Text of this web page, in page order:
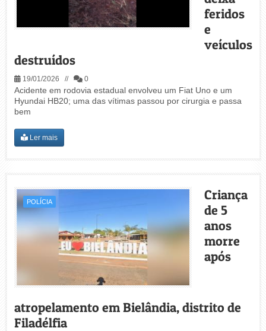
feridos
e
veículos
destruídos
19/01/2026 // 0
Acidente em rodovia estadual envolveu um Fiat Uno e um
Hyundai HB20; uma das vítimas passou por cirurgia e passa
bem
Ler mais
POLÍCIA
Criança
de 5
anos
morre
após
atropelamento em Bielândia, distrito de
Filadélfia